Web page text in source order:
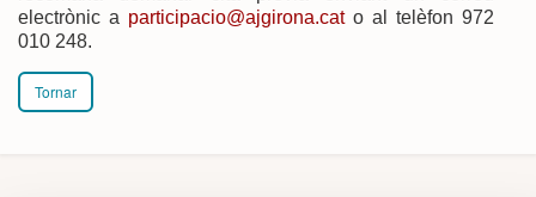
electrònic a participacio@ajgirona.cato al telèfon 972
010 248.
Tornar